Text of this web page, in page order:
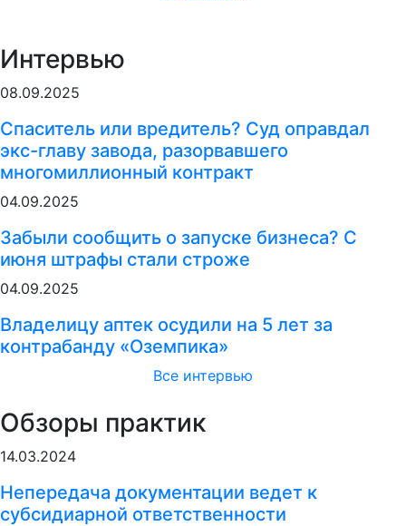
Интервью
08.09.2025
Спаситель или вредитель? Суд оправдал
экс-главу завода, разорвавшего
многомиллионный контракт
04.09.2025
Забыли сообщить о запуске бизнеса? С
июня штрафы стали строже
04.09.2025
Владелицу аптек осудили на 5 лет за
контрабанду «Оземпика»
Все интервью
Обзоры практик
14.03.2024
Непередача документации ведет к
субсидиарной ответственности